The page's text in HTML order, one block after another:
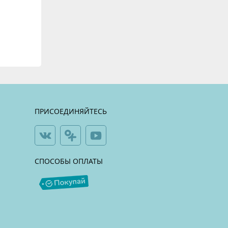
ПРИСОЕДИНЯЙТЕСЬ
СПОСОБЫ ОПЛАТЫ